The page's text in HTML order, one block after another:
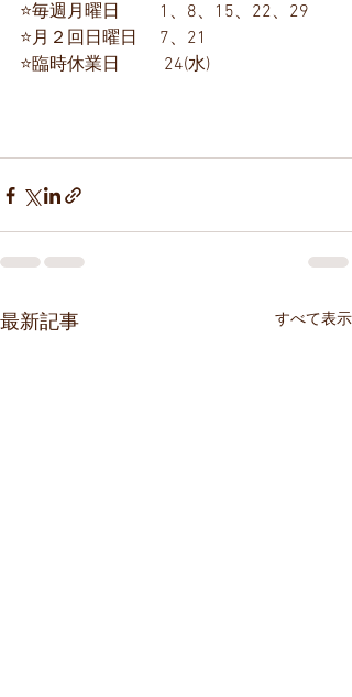
⭐️毎週月曜日         1、8、15、22、29
⭐️月２回日曜日     7、21
⭐️臨時休業日          24(水)
最新記事 すべて表示